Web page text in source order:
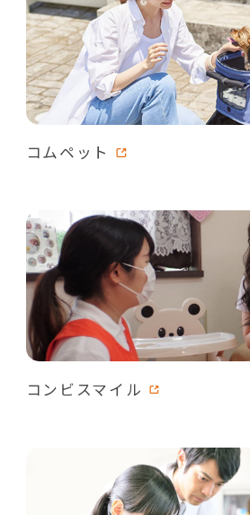
コムペット
コンビスマイル